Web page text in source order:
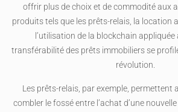
offrir plus de choix et de commodité aux
produits tels que les prêts-relais, la location
l’utilisation de la blockchain appliquée
transférabilité des prêts immobiliers se
révolution.
Les prêts-relais, par exemple, permettent
combler le fossé entre l’achat d’une